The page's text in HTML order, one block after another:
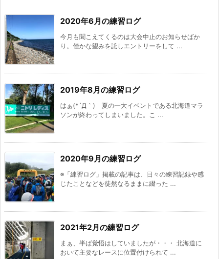
2020年6月の練習ログ
今月も聞こえてくるのは大会中止のお知らせばか
り。僅かな望みを託しエントリーをして ...
2019年8月の練習ログ
はぁ(*´Д｀) 夏の一大イベントである北海道マラ
ソンが終わってしまいました。こ ...
2020年9月の練習ログ
※「練習ログ」掲載の記事は、日々の練習記録や感
じたことなどを徒然なるままに綴った ...
2021年2月の練習ログ
まぁ、半ば覚悟はしていましたが・・・ 北海道に
おいて主要なレースに位置付けられて ...